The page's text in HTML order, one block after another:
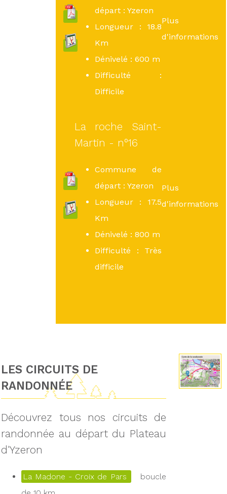
départ : Yzeron
Longueur : 18.8
Km
Dénivelé : 600 m
Difficulté :
Difficile
Plus
d'informations
La roche Saint-
Martin - n°16
Commune de
départ : Yzeron
Longueur : 17.5
Km
Dénivelé : 800 m
Difficulté : Très
difficile
Plus
d'informations
LES CIRCUITS DE
RANDONNÉE
Découvrez tous nos circuits de
randonnée au départ du Plateau
d'Yzeron
La Madone - Croix de Pars
boucle